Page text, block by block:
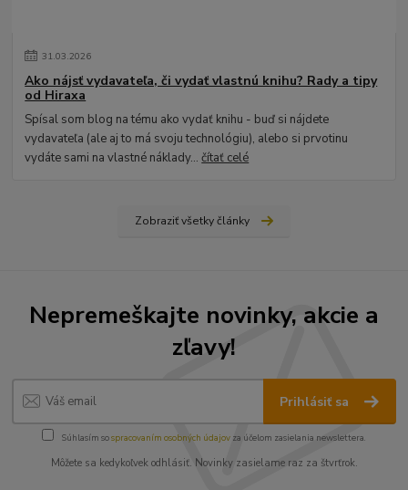
31.03.2026
Ako nájsť vydavateľa, či vydať vlastnú knihu? Rady a tipy
od Hiraxa
Spísal som blog na tému ako vydať knihu - buď si nájdete
vydavateľa (ale aj to má svoju technológiu), alebo si prvotinu
vydáte sami na vlastné náklady...čítať celé
Zobraziť všetky články
Nepremeškajte novinky, akcie a
zľavy!
Prihlásiť sa
Súhlasím sospracovaním osobných údajov za účelom zasielania newslettera.
Môžete sa kedykoľvek odhlásiť. Novinky zasielame raz za štvrťrok.